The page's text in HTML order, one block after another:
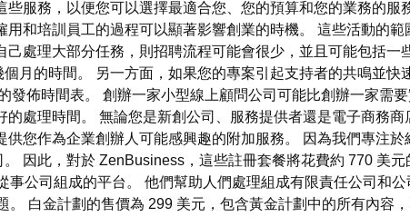
服務，以便您可以選擇最適合您、您的預算和您的業務的服
和培訓員工的過程可以顯著影響創業的時機。 這些活動的範
處理大部分任務，則招聘流程可能會很少，並且可能包括一
月的時間。 另一方面，如果您的專案引起支持者的共鳴並快
發佈時間表。 創辦一家小型線上顧問公司可能比創辦一家需
處理時間。 無論您是新創公司、服務提供者還是電子商務商
您作為企業創辦人可能感興趣的附加服務。 因為我們專注於
因此，對於 ZenBusiness，這些註冊套餐將花費約 770 美元
事公司組成的平台。 他們幫助人們處理組成有限責任公司和
白金計劃的售價為 299 美元，包含黃金計劃中的所有內容